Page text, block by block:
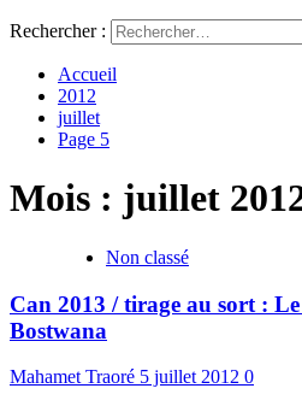
Rechercher :
Accueil
2012
juillet
Page 5
Mois : juillet
Non classé
Can 2013 / tirage au sort :
Bostwana
Mahamet Traoré 5 juillet 2012 0